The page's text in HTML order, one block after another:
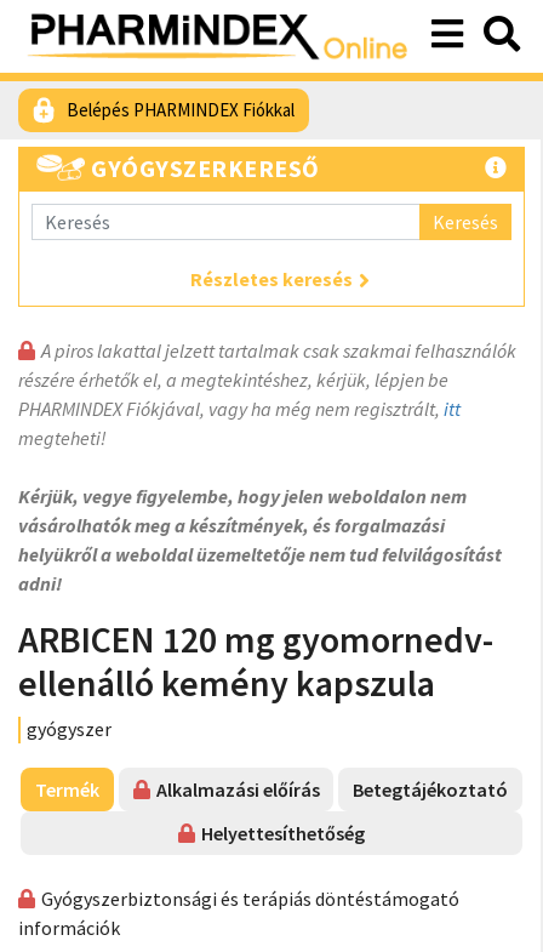
Belépés PHARMINDEX Fiókkal
GYÓGYSZERKERESŐ
Keresés
Részletes keresés
A piros lakattal jelzett tartalmak csak szakmai felhasználók
részére érhetők el, a megtekintéshez, kérjük, lépjen be
PHARMINDEX Fiókjával, vagy ha még nem regisztrált, itt
megteheti!
Kérjük, vegye figyelembe, hogy jelen weboldalon nem
vásárolhatók meg a készítmények, és forgalmazási
helyükről a weboldal üzemeltetője nem tud felvilágosítást
adni!
ARBICEN 120 mg gyomornedv-
ellenálló kemény kapszula
gyógyszer
Termék Alkalmazási előírás
Betegtájékoztató
Helyettesíthetőség
Gyógyszerbiztonsági és terápiás döntéstámogató
információk